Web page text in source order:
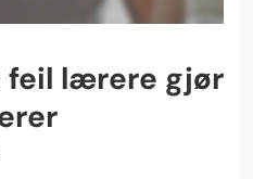
feil lærere gjør